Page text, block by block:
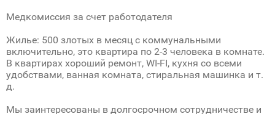
Медкомиссия за счет работодателя
Жилье: 500 злотых в месяц с коммунальными
включительно, это квартира по 2-3 человека в комнате.
В квартирах хороший ремонт, WI-FI, кухня со всеми
удобствами, ванная комната, стиральная машинка и т.
д.
Мы заинтересованы в долгосрочном сотрудничестве и